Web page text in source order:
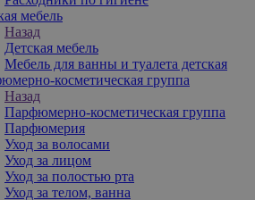
мебель
Назад
Детская мебель
Мебель для ванны и туалета детская
косметическая группа
Назад
Парфюмерно-косметическая группа
Парфюмерия
Уход за волосами
Уход за лицом
Уход за полостью рта
Уход за телом, ванна